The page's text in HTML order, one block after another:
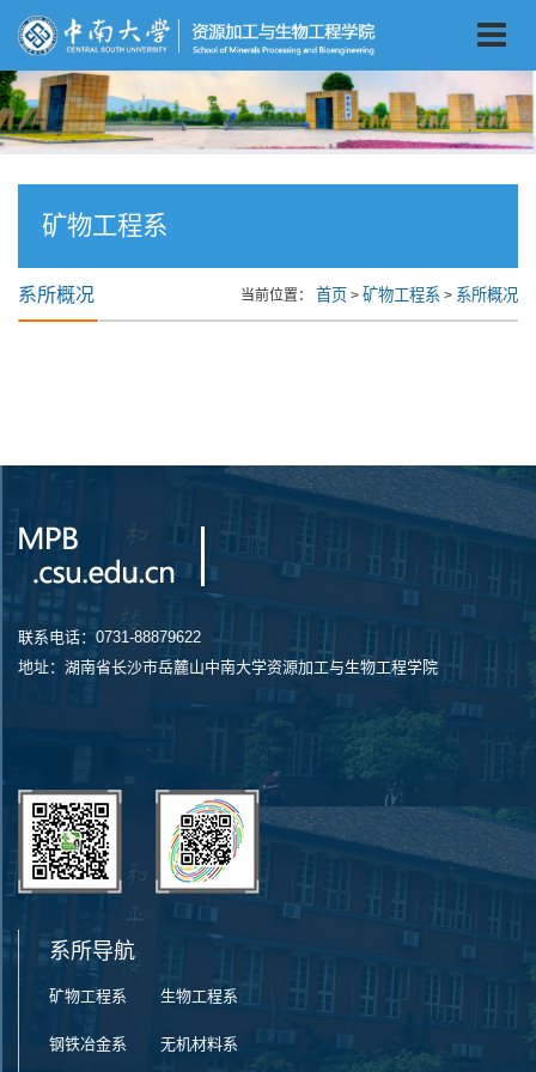
矿物工程系
系所概况 当前位置： 首页 > 矿物工程系 > 系所概况
联系电话：0731-88879622
地址：湖南省长沙市岳麓山中南大学资源加工与生物工程学院
系所导航
矿物工程系 生物工程系
钢铁冶金系 无机材料系